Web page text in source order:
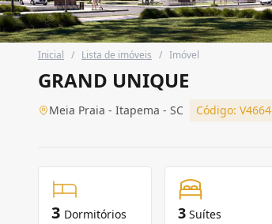
Inicial / Lista de imóveis / Imóvel
GRAND UNIQUE
Meia Praia - Itapema - SC Código: V4664
3 Dormitórios 3 Suítes